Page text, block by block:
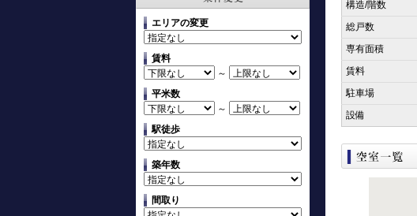
エリアの変更
賃料
～
平米数
～
駅徒歩
築年数
間取り
構造/階数
総戸数
専有面積
賃料
駐車場
設備